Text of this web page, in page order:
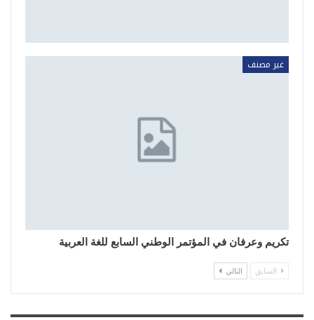
غير مصنف
تكريم وعرفان في المؤتمر الوطني السابع للغة العربية
السابق التالي